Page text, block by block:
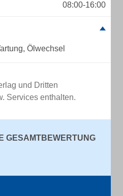
08:00-16:00
Ölwechsel
und Dritten
Services enthalten.
GESAMTBEWERTUNG